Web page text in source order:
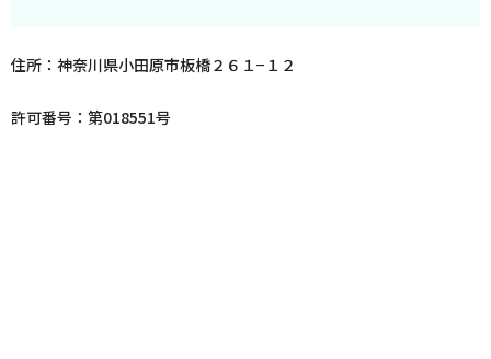
住所：神奈川県小田原市板橋２６１−１２
許可番号：第018551号